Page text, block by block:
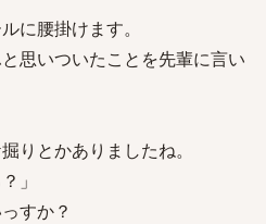
に腰掛けます。
思いついたことを先輩に言い
とかありましたね。
」
すか？